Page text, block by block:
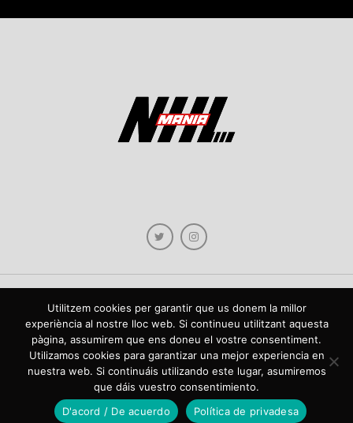
Copyright © 2021 NHLmania.com. Tots els drets reservats / Todos los derechos
reservados. NHLmania és una web dedicada a la difusió de contingut sobre la
NHL, tant en català com en castellà. L'escut de NHLmania.com és propietat de la
web en qüestió. NHLmania es una web dedicada a la difusión de contenido sobre
la NHL, tanto en español como en catalán. El escudo deNHLmania.com es
propiedad de dicha web.
Utilitzem cookies per garantir que us donem la millor
experiència al nostre lloc web. Si continueu utilitzant aquesta
pàgina, assumirem que ens doneu el vostre consentiment.
Utilizamos cookies para garantizar una mejor experiencia en
nuestra web. Si continuáis utilizando este lugar, asumiremos
que dáis vuestro consentimiento.
D'acord / De acuerdo
Política de privadesa